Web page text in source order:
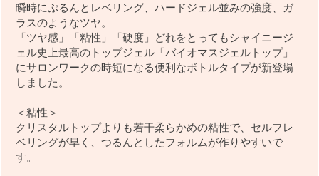
瞬時にぷるんとレベリング、ハードジェル並みの強度、ガ
ラスのようなツヤ。
「ツヤ感」「粘性」「硬度」どれをとってもシャイニージ
ェル史上最高のトップジェル「バイオマスジェルトップ」
にサロンワークの時短になる便利なボトルタイプが新登場
しました。
＜粘性＞
クリスタルトップよりも若干柔らかめの粘性で、セルフレ
ベリングが早く、つるんとしたフォルムが作りやすいで
す。